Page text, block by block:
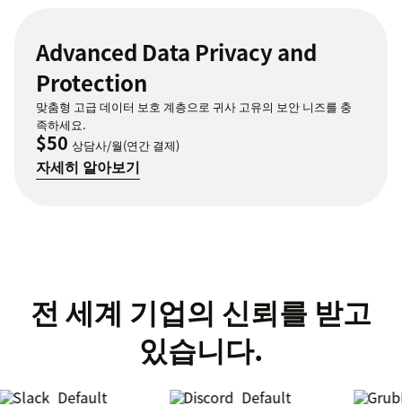
Advanced Data Privacy and
Protection
맞춤형 고급 데이터 보호 계층으로 귀사 고유의 보안 니즈를 충
족하세요.
$50 상담사/월(연간 결제)
자세히 알아보기
전 세계 기업의 신뢰를 받고
있습니다.